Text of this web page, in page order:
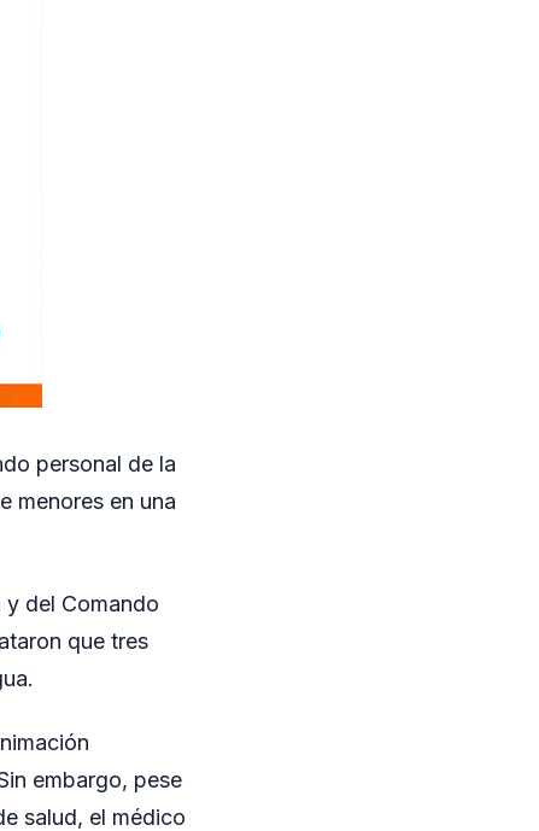
personal de la
menores en una
del Comando
que tres
embargo, pese
salud, el médico